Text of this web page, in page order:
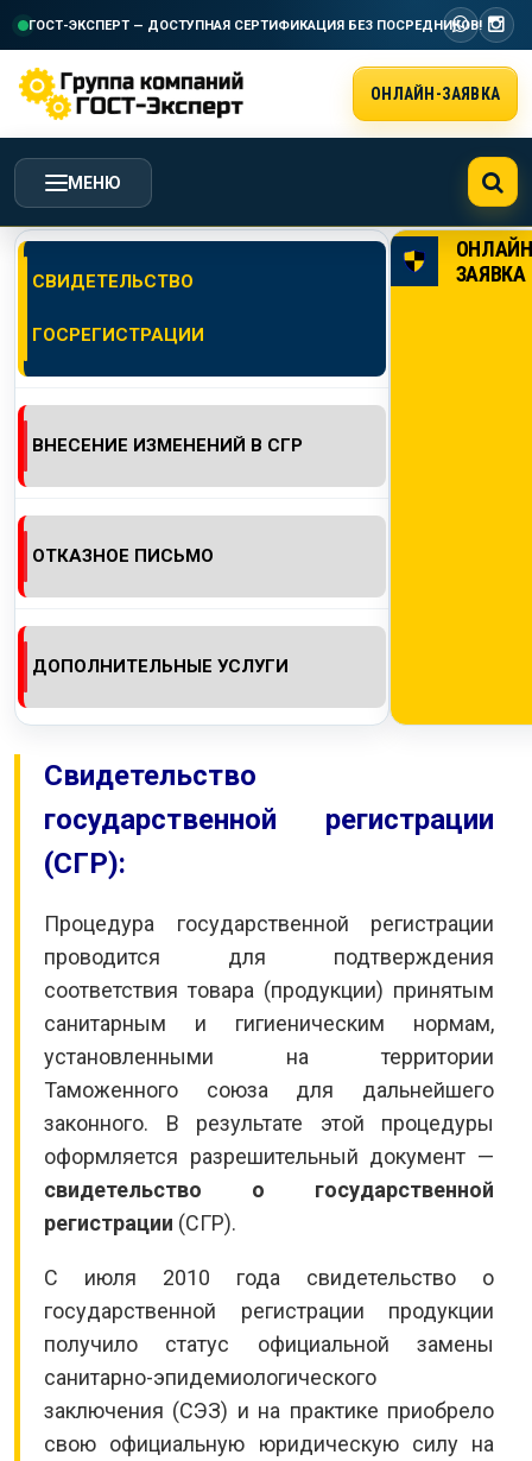
ГОСТ-ЭКСПЕРТ — ДОСТУПНАЯ СЕРТИФИКАЦИЯ БЕЗ ПОСРЕДНИКОВ!
ОНЛАЙН-ЗАЯВКА
МЕНЮ
ГЛАВНАЯ
УСЛУГИ ГК ГОСТ-ЭКСПЕРТ
НАША КОМПАНИЯ
КОНТАКТЫ
СВИДЕТЕЛЬСТВО
ГОСРЕГИСТРАЦИИ
ВНЕСЕНИЕ ИЗМЕНЕНИЙ В СГР
ОТКАЗНОЕ ПИСЬМО
ДОПОЛНИТЕЛЬНЫЕ УСЛУГИ
ОНЛАЙН
ЗАЯВКА
Свидетельство
государственной регистрации
(СГР):
Процедура государственной регистрации
проводится для подтверждения
соответствия товара (продукции) принятым
санитарным и гигиеническим нормам,
установленными на территории
Таможенного союза для дальнейшего
законного. В результате этой процедуры
оформляется разрешительный документ —
свидетельство о государственной
регистрации (СГР).
С июля 2010 года свидетельство о
государственной регистрации продукции
получило статус официальной замены
санитарно-эпидемиологического
заключения (СЭЗ) и на практике приобрело
свою официальную юридическую силу на